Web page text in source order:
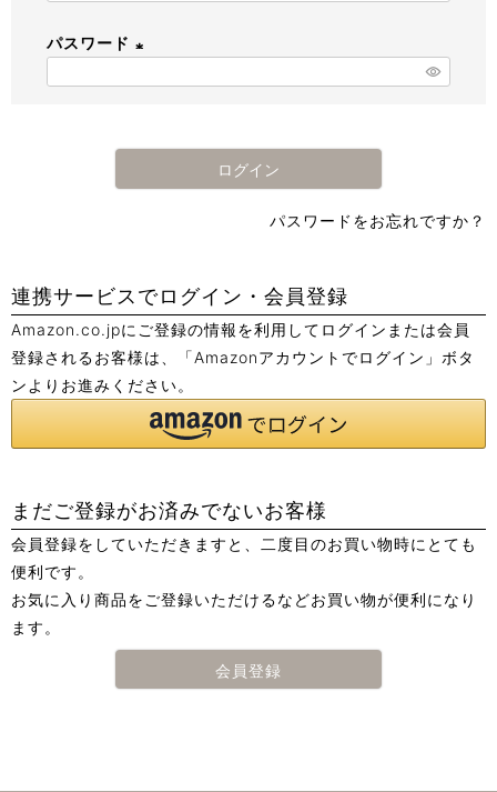
パスワード
ログイン
パスワードをお忘れですか？
連携サービスでログイン・会員登録
Amazon.co.jpにご登録の情報を利用してログインまたは会員
登録されるお客様は、「Amazonアカウントでログイン」ボタ
ンよりお進みください。
まだご登録がお済みでないお客様
会員登録をしていただきますと、二度目のお買い物時にとても
便利です。
お気に入り商品をご登録いただけるなどお買い物が便利になり
ます。
会員登録